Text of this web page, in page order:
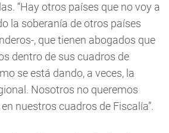
“Hay otros países que no voy a
la soberanía de otros países
, que tienen abogados que
dentro de sus cuadros de
se está dando, a veces, la
Nosotros no queremos
nuestros cuadros de Fiscalía”.